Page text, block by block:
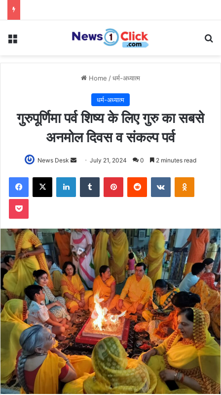
Menu
Home /धर्म-अध्यात्म
धर्म-अध्यात्म
गुरुपूर्णिमा पर्व शिष्य के लिए गुरु का सबसे
अनमोल दिवस व संकल्प पर्व
News Desk
Send
email
July 21, 2024 0 2 minutes read
Facebook
X LinkedInTumblr PinterestReddit VKontakte
Pocket